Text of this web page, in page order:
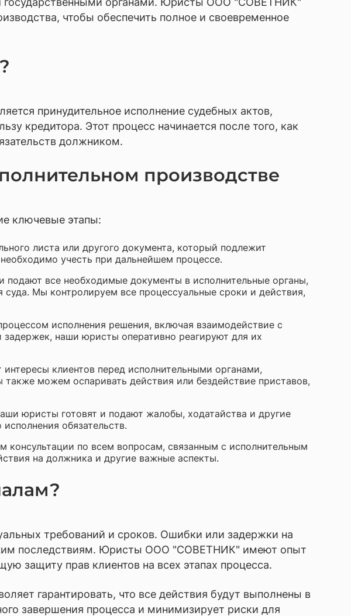
чтобы обеспечить полное и своевременное
принудительное исполнение судебных актов,
кредитора. Этот процесс начинается после того, как
должником.
производстве
ключевые этапы:
листа или другого документа, который подлежит
учесть при дальнейшем процессе.
подают все необходимые документы в исполнительные органы,
Мы контролируем все процессуальные сроки и действия,
исполнения решения, включая взаимодействие с
наши юристы оперативно реагируют для их
клиентов перед исполнительными органами,
можем оспаривать действия или бездействие приставов,
юристы готовят и подают жалобы, ходатайства и другие
обязательств.
консультации по всем вопросам, связанным с исполнительным
на должника и другие важные аспекты.
требований и сроков. Ошибки или задержки на
последствиям. Юристы ООО "СОВЕТНИК" имеют опыт
защиту прав клиентов на всех этапах процесса.
гарантировать, что все действия будут выполнены в
завершения процесса и минимизирует риски для